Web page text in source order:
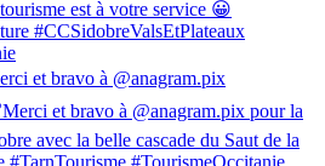
et bravo à @anagram.pix